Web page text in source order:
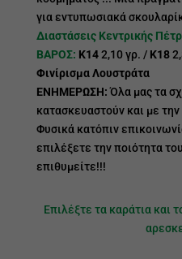
για εντυπωσιακά
Διαστάσεις Κεντρικής
ΒΑΡΟΣ: Κ142,10 γρ. / Κ18
Φινίρισμα Λουστράτα
ΕΝΗΜΕΡΩΣΗ:Όλα μας τα
κατασκευαστούν και με
Φυσικά κατόπιν
επιλέξετε την ποιότητα
επιθυμείτε!!!
Επιλέξτε τα καράτια και